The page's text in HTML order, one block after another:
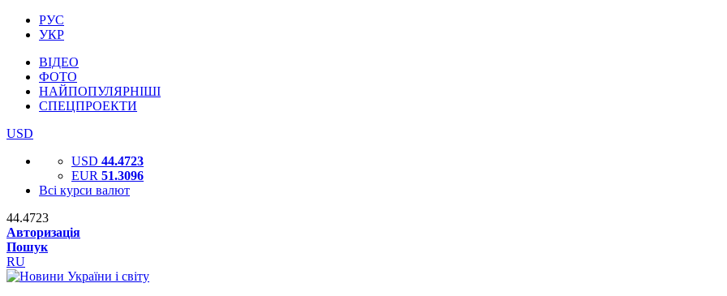
РУС
УКР
ВІДЕО
ФОТО
НАЙПОПУЛЯРНІШІ
СПЕЦПРОЕКТИ
USD
USD 44.4723
EUR 51.3096
Всі курси валют
44.4723
Авторизація
Пошук
RU